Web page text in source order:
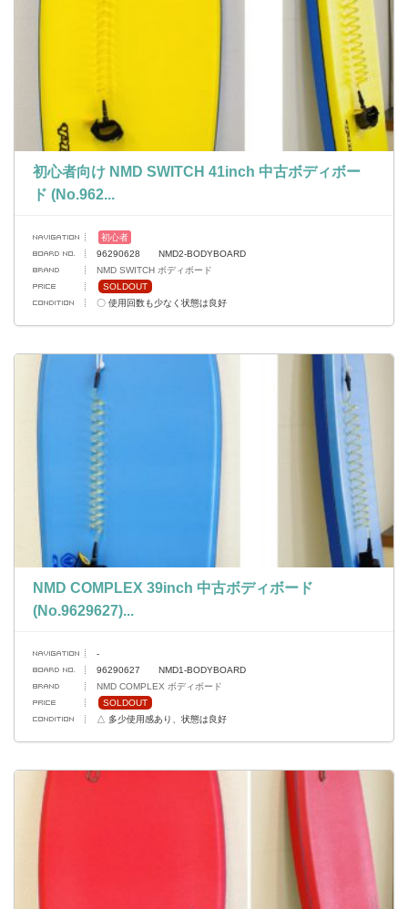
初心者向け NMD SWITCH 41inch 中古ボディボー
ド (No.962...
初心者
96290628 NMD2-BODYBOARD
NMD SWITCH ボディボード
SOLDOUT
〇 使用回数も少なく状態は良好
NMD COMPLEX 39inch 中古ボディボード
(No.9629627)...
-
96290627 NMD1-BODYBOARD
NMD COMPLEX ボディボード
SOLDOUT
△ 多少使用感あり、状態は良好